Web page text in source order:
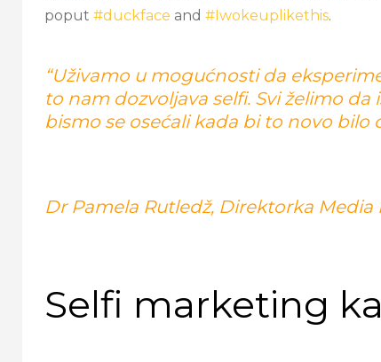
poput #duckface and #Iwokeuplikethis.
“Uživamo u mogućnosti da
to nam dozvoljava selfi. Svi želimo
bismo se osećali kada bi to novo bilo
Dr Pamela Rutledž, Direktorka
Selfi marketing